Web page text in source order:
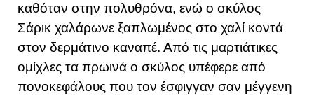
καθόταν στην πολυθρόνα, ενώ ο σκύλος
Σάρικ χαλάρωνε ξαπλωμένος στο χαλί κοντά
στον δερμάτινο καναπέ. Από τις μαρτιάτικες
ομίχλες τα πρωινά ο σκύλος υπέφερε από
πονοκεφάλους που τον έσφιγγαν σαν μέγγενη